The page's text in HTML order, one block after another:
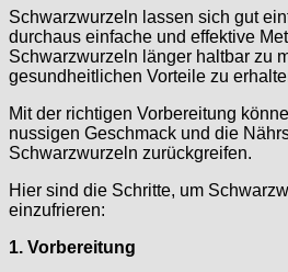
Schwarzwurzeln lassen sich gut
durchaus einfache und effektive
Schwarzwurzeln länger haltbar zu
gesundheitlichen Vorteile zu
Mit der richtigen Vorbereitung
nussigen Geschmack und die
Schwarzwurzeln zurückgreifen.
Hier sind die Schritte, um
einzufrieren:
1. Vorbereitung